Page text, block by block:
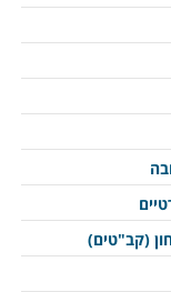
(קב"טים)